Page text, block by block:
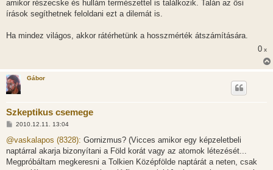
amikor részecske és hullám természettel is találkozik. Talán az ősi
írások segíthetnek feloldani ezt a dilemát is.
Ha mindez világos, akkor rátérhetünk a hosszmérték átszámítására.
0 x
Gábor
Szkeptikus csemege
H
z
á
s
2010.12.11. 13:04
@vaskalapos (8328): Gornizmus? (Vicces amikor egy képzeletbeli
naptárral akarja bizonyítani a Föld korát vagy az atomok létezését...
Megpróbáltam megkeresni a Tolkien Középfölde naptárát a neten, csak